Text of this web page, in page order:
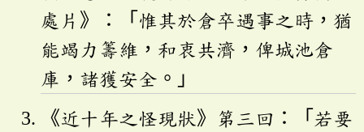
處片》：「惟其於倉卒遇事之時，猶
能竭力籌維，和衷共濟，俾城池倉
庫，諸獲安全。」
《近十年之怪現狀》第三回：「若要